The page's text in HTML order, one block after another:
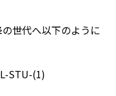
世代へ以下のように
STU-(1)